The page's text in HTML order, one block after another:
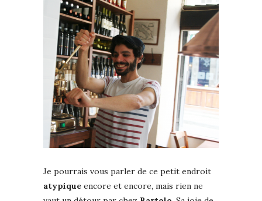
Je pourrais vous parler de ce petit endroit
atypique encore et encore, mais rien ne